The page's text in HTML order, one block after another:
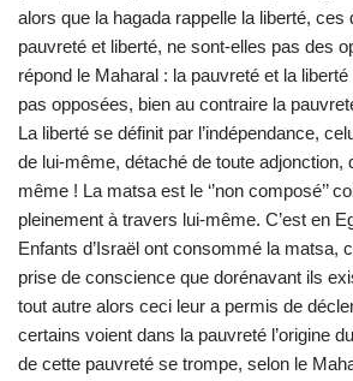
alors que la hagada rappelle la liberté, ces
pauvreté et liberté, ne sont-elles pas des
répond le Maharal : la pauvreté et la
pas opposées, bien au contraire la
La liberté se définit par l’indépendance,
de lui-même, détaché de toute adjonction,
même ! La matsa est le ‘’non composé’’
pleinement à travers lui-même. C’est en
Enfants d’Israël ont consommé la matsa,
prise de conscience que dorénavant ils
tout autre alors ceci leur a permis de
certains voient dans la pauvreté l’origine
de cette pauvreté se trompe, selon le